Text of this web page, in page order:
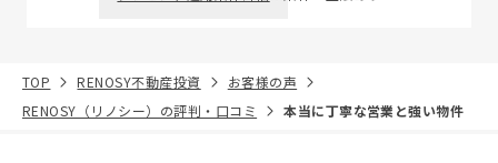
TOP RENOSY不動産投資
お客様の声
RENOSY（リノシー）の評判・口コミ
本当に丁寧な営業と強い物件